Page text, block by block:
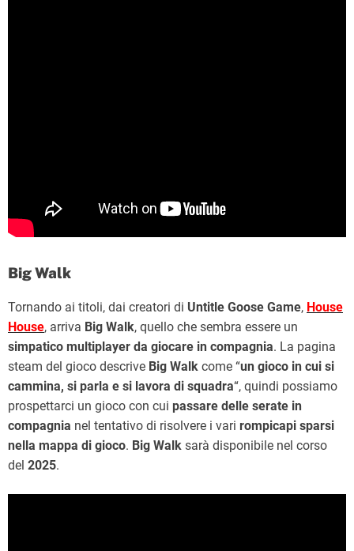
Big Walk
Tornando ai titoli, dai creatori di Untitle Goose Game, House
House, arriva Big Walk, quello che sembra essere un
simpatico multiplayer da giocare in compagnia. La pagina
steam del gioco descrive Big Walk come “un gioco in cui si
cammina, si parla e si lavora di squadra“, quindi possiamo
prospettarci un gioco con cui passare delle serate in
compagnia nel tentativo di risolvere i vari rompicapi sparsi
nella mappa di gioco. Big Walk sarà disponibile nel corso
del 2025.